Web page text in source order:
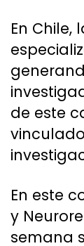
En
de este
En este
y
semana